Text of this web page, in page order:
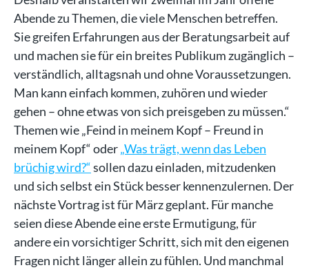
Abende zu Themen, die viele Menschen betreffen.
Sie greifen Erfahrungen aus der Beratungsarbeit auf
und machen sie für ein breites Publikum zugänglich –
verständlich, alltagsnah und ohne Voraussetzungen.
Man kann einfach kommen, zuhören und wieder
gehen – ohne etwas von sich preisgeben zu müssen.“
Themen wie „Feind in meinem Kopf – Freund in
meinem Kopf“ oder„Was trägt, wenn das Leben
brüchig wird?“sollen dazu einladen, mitzudenken
und sich selbst ein Stück besser kennenzulernen. Der
nächste Vortrag ist für März geplant. Für manche
seien diese Abende eine erste Ermutigung, für
andere ein vorsichtiger Schritt, sich mit den eigenen
Fragen nicht länger allein zu fühlen. Und manchmal